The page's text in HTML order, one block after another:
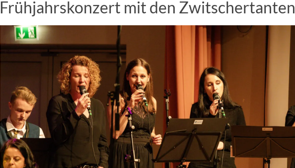
Frühjahrskonzert mit den Zwitschertanten